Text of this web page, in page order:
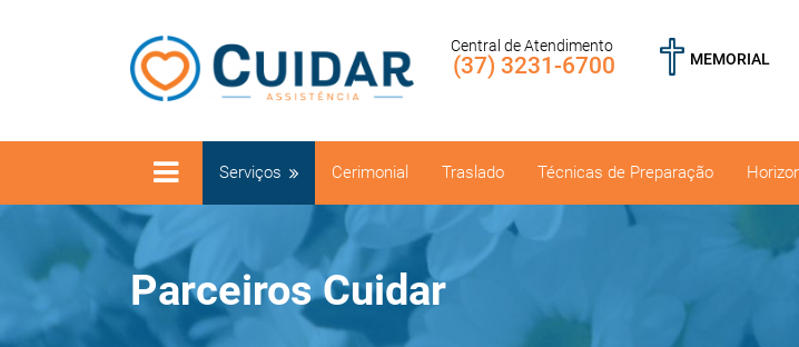
Central de Atendimento
(37) 3231-6700 MEMORIAL
Serviços Cerimonial Traslado Técnicas de Preparação
Parceiros Cuidar